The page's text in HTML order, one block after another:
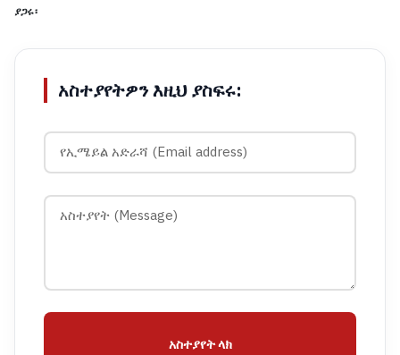
ያጋሩ፡
አስተያየትዎን እዚህ ያስፍሩ:
አስተያየት ላክ